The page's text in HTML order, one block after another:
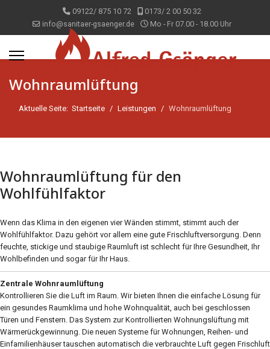
09122/ 875 10 72
0173/ 2 00 50 32
info@sanitaer-gsaenger.de
Mo - Fr 07.00 - 18.00 Uhr
Wohnraumlüftung
Aktuelle Seite: Startseite Leistungen Wohnraumlüftung
Wohnraumlüftung für den
Wohlfühlfaktor
Wenn das Klima in den eigenen vier Wänden stimmt, stimmt auch der
Wohlfühlfaktor. Dazu gehört vor allem eine gute Frischluftversorgung. Denn
feuchte, stickige und staubige Raumluft ist schlecht für Ihre Gesundheit, Ihr
Wohlbefinden und sogar für Ihr Haus.
Zentrale Wohnraumlüftung
Kontrollieren Sie die Luft im Raum. Wir bieten Ihnen die einfache Lösung für
ein gesundes Raumklima und hohe Wohnqualität, auch bei geschlossen
Türen und Fenstern. Das System zur Kontrollierten Wohnungslüftung mit
Wärmerückgewinnung. Die neuen Systeme für Wohnungen, Reihen- und
Einfamilienhäuser tauschen automatisch die verbrauchte Luft gegen Frischluft